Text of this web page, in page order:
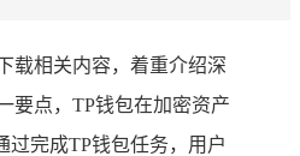
载相关内容，着重介绍深
要点，TP钱包在加密资产
过完成TP钱包任务，用户